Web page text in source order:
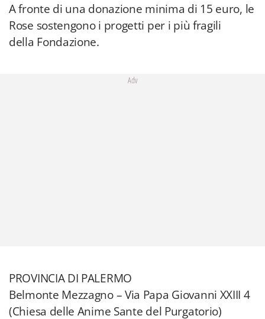
A fronte di una donazione minima di 15 euro, le
Rose sostengono i progetti per i più fragili
della Fondazione.
Adv
PROVINCIA DI PALERMO
Belmonte Mezzagno – Via Papa Giovanni XXIII 4
(Chiesa delle Anime Sante del Purgatorio)